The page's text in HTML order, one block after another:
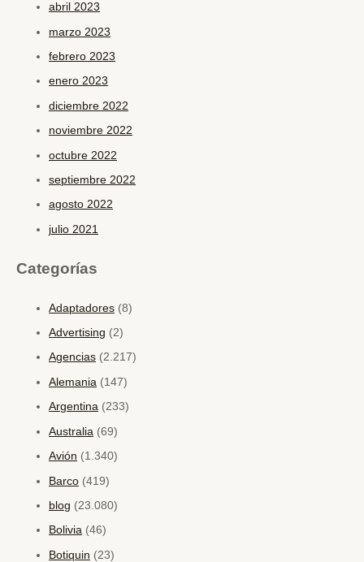
abril 2023
marzo 2023
febrero 2023
enero 2023
diciembre 2022
noviembre 2022
octubre 2022
septiembre 2022
agosto 2022
julio 2021
Categorías
Adaptadores (8)
Advertising (2)
Agencias (2.217)
Alemania (147)
Argentina (233)
Australia (69)
Avión (1.340)
Barco (419)
blog (23.080)
Bolivia (46)
Botiquin (23)